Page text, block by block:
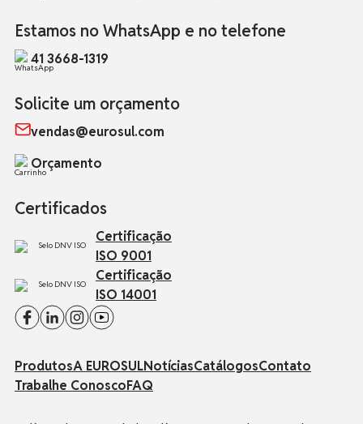
Estamos no WhatsApp e no telefone
41 3668-1319
Solicite um orçamento
vendas@eurosul.com
Orçamento
Certificados
Certificação
ISO 9001
Certificação
ISO 14001
ProdutosA EUROSULNotíciasCatálogosContato
Trabalhe ConoscoFAQ